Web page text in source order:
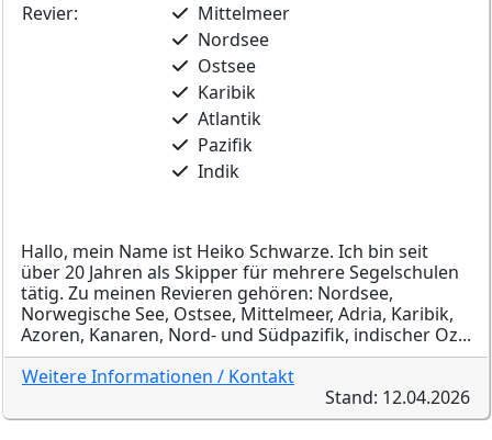
Revier:
Mittelmeer
Nordsee
Ostsee
Karibik
Atlantik
Pazifik
Indik
Hallo, mein Name ist Heiko Schwarze. Ich bin seit
über 20 Jahren als Skipper für mehrere Segelschulen
tätig. Zu meinen Revieren gehören: Nordsee,
Norwegische See, Ostsee, Mittelmeer, Adria, Karibik,
Azoren, Kanaren, Nord- und Südpazifik, indischer Oz...
Weitere Informationen / Kontakt
Stand: 12.04.2026